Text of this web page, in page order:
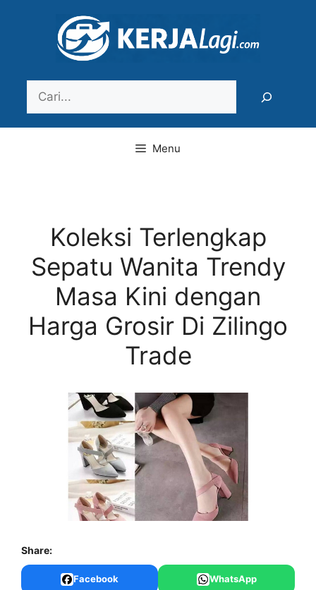
Menu
Koleksi Terlengkap
Sepatu Wanita Trendy
Masa Kini dengan
Harga Grosir Di Zilingo
Trade
Share:
Facebook WhatsApp